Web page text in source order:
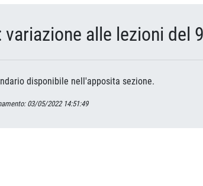
variazione alle lezioni del
disponibile nell'apposita sezione.
03/05/2022 14:51:49